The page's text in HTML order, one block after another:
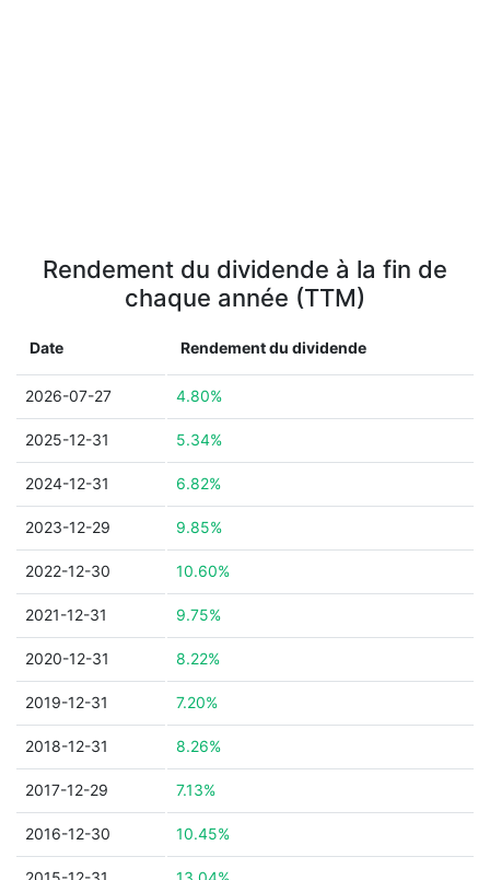
Rendement du dividende à la fin de
chaque année (TTM)
Date Rendement du dividende
2026-07-27 4.80%
2025-12-31 5.34%
2024-12-31 6.82%
2023-12-29 9.85%
2022-12-30 10.60%
2021-12-31 9.75%
2020-12-31 8.22%
2019-12-31 7.20%
2018-12-31 8.26%
2017-12-29 7.13%
2016-12-30 10.45%